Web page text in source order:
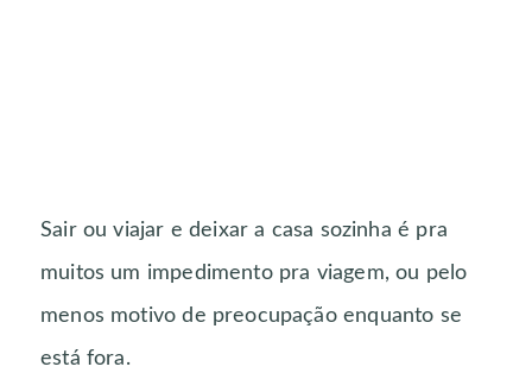
Sair ou viajar e deixar a casa sozinha é pra
muitos um impedimento pra viagem, ou pelo
menos motivo de preocupação enquanto se
está fora.